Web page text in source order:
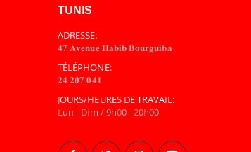
TUNIS
ADRESSE:
𝟒𝟕 𝐀𝐯𝐞𝐧𝐮𝐞 𝐇𝐚𝐛𝐢𝐛 𝐁𝐨𝐮𝐫𝐠𝐮𝐢𝐛𝐚
TÉLÉPHONE:
𝟐𝟒 𝟐𝟎𝟕 𝟎𝟒𝟏
JOURS/HEURES DE TRAVAIL:
Lun - Dim / 9h00 - 20h00